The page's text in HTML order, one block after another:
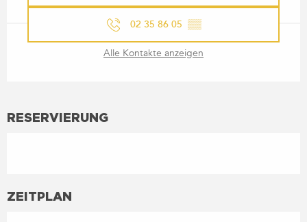
02 35 86 05 ▒▒
Alle Kontakte anzeigen
RESERVIERUNG
ZEITPLAN